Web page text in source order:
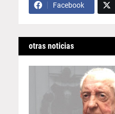
Facebook
otras noticias